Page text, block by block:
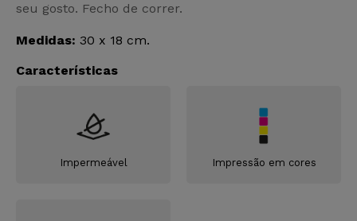
seu gosto. Fecho de correr.
Medidas: 30 x 18 cm.
Características
Impermeável Impressão em cores